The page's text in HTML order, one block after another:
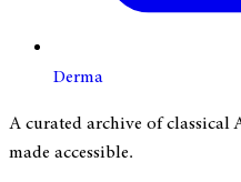
Derma
A curated archive of classical
made accessible.